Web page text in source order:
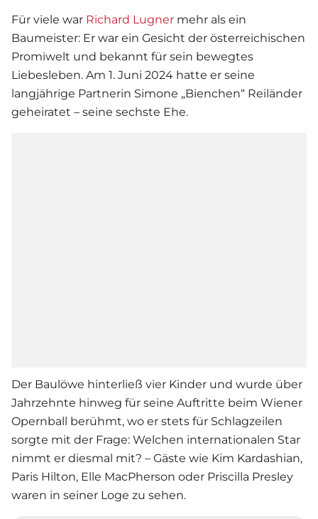
Für viele war Richard Lugner mehr als ein
Baumeister: Er war ein Gesicht der österreichischen
Promiwelt und bekannt für sein bewegtes
Liebesleben. Am 1. Juni 2024 hatte er seine
langjährige Partnerin Simone „Bienchen“ Reiländer
geheiratet – seine sechste Ehe.
Der Baulöwe hinterließ vier Kinder und wurde über
Jahrzehnte hinweg für seine Auftritte beim Wiener
Opernball berühmt, wo er stets für Schlagzeilen
sorgte mit der Frage: Welchen internationalen Star
nimmt er diesmal mit? – Gäste wie Kim Kardashian,
Paris Hilton, Elle MacPherson oder Priscilla Presley
waren in seiner Loge zu sehen.